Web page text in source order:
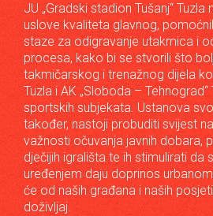
JU „Gradski stadion Tušanj“
uslove kvaliteta glavnog,
staze za odigravanje utakmica i
procesa, kako bi se stvorili što
takmičarskog i trenažnog dijela
Tuzla i AK „Sloboda – Tehnograd“
sportskih subjekata. Ustanova
također, nastoji probuditi svijest
važnosti očuvanja javnih dobara,
dječijih igrališta te ih stimulirati da
uređenjem daju doprinos
će od naših građana i naših
doživljaj.